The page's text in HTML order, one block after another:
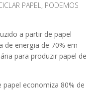
PAPEL, PODEMOS
a partir de papel
de energia de 70% em
para produzir papel de
papel economiza 80% de